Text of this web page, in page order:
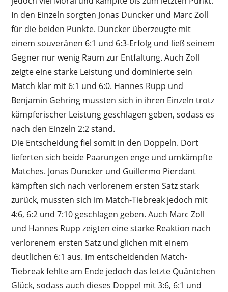
In den Einzeln sorgten Jonas Duncker und Marc Zoll
für die beiden Punkte. Duncker überzeugte mit
einem souveränen 6:1 und 6:3-Erfolg und ließ seinem
Gegner nur wenig Raum zur Entfaltung. Auch Zoll
zeigte eine starke Leistung und dominierte sein
Match klar mit 6:1 und 6:0. Hannes Rupp und
Benjamin Gehring mussten sich in ihren Einzeln trotz
kämpferischer Leistung geschlagen geben, sodass es
nach den Einzeln 2:2 stand.
Die Entscheidung fiel somit in den Doppeln. Dort
lieferten sich beide Paarungen enge und umkämpfte
Matches. Jonas Duncker und Guillermo Pierdant
kämpften sich nach verlorenem ersten Satz stark
zurück, mussten sich im Match-Tiebreak jedoch mit
4:6, 6:2 und 7:10 geschlagen geben. Auch Marc Zoll
und Hannes Rupp zeigten eine starke Reaktion nach
verlorenem ersten Satz und glichen mit einem
deutlichen 6:1 aus. Im entscheidenden Match-
Tiebreak fehlte am Ende jedoch das letzte Quäntchen
Glück, sodass auch dieses Doppel mit 3:6, 6:1 und